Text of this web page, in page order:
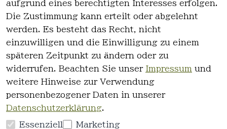
aufgrund eines berechtigten Interesses erfolgen.
Die Zustimmung kann erteilt oder abgelehnt
werden. Es besteht das Recht, nicht
einzuwilligen und die Einwilligung zu einem
späteren Zeitpunkt zu ändern oder zu
widerrufen. Beachten Sie unser Impressum und
weitere Hinweise zur Verwendung
personenbezogener Daten in unserer
Datenschutzerklärung.
Essenziell Marketing
AGB
Datenschutz
Widerrufsre
cht
Registrieren